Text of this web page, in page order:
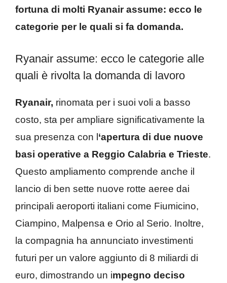
fortuna di molti Ryanair assume: ecco le
categorie per le quali si fa domanda.
Ryanair assume: ecco le categorie alle
quali è rivolta la domanda di lavoro
Ryanair, rinomata per i suoi voli a basso
costo, sta per ampliare significativamente la
sua presenza con l‘apertura di due nuove
basi operative a Reggio Calabria e Trieste.
Questo ampliamento comprende anche il
lancio di ben sette nuove rotte aeree dai
principali aeroporti italiani come Fiumicino,
Ciampino, Malpensa e Orio al Serio. Inoltre,
la compagnia ha annunciato investimenti
futuri per un valore aggiunto di 8 miliardi di
euro, dimostrando un impegno deciso